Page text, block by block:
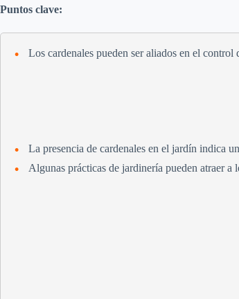
Puntos clave:
Los cardenales pueden ser aliados en el control
La presencia de cardenales en el jardín indica
Algunas prácticas de jardinería pueden atraer a